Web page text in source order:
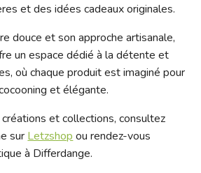
et des idées cadeaux originales.
douce et son approche artisanale,
un espace dédié à la détente et
où chaque produit est imaginé pour
et élégante.
et collections, consultez
sur Letzshop ou rendez-vous
à Differdange.